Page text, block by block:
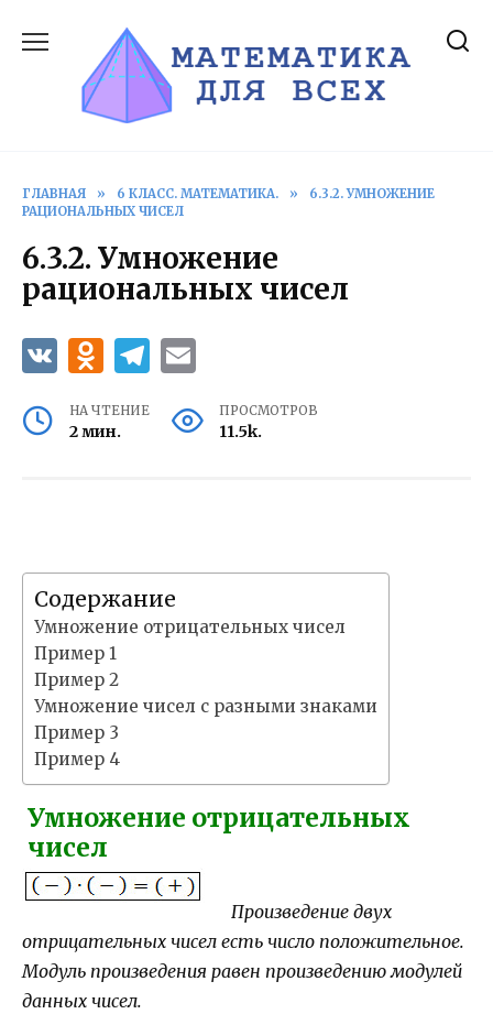
содержанию
ГЛАВНАЯ » 6 КЛАСС. МАТЕМАТИКА. »
6.3.2. УМНОЖЕНИЕ
РАЦИОНАЛЬНЫХ ЧИСЕЛ
6.3.2. Умножение
рациональных чисел
НА ЧТЕНИЕ
2 мин.
ПРОСМОТРОВ
11.5k.
Содержание
Умножение отрицательных чисел
Пример 1
Пример 2
Умножение чисел с разными знаками
Пример 3
Пример 4
Умножение отрицательных
чисел
Произведение двух
отрицательных чисел есть число положительное.
Модуль произведения равен произведению модулей
данных чисел.